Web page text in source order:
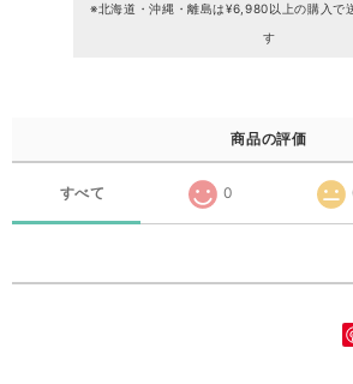
※北海道・沖縄・離島は¥6,980以上の購入で
す
商品の評価
すべて 0